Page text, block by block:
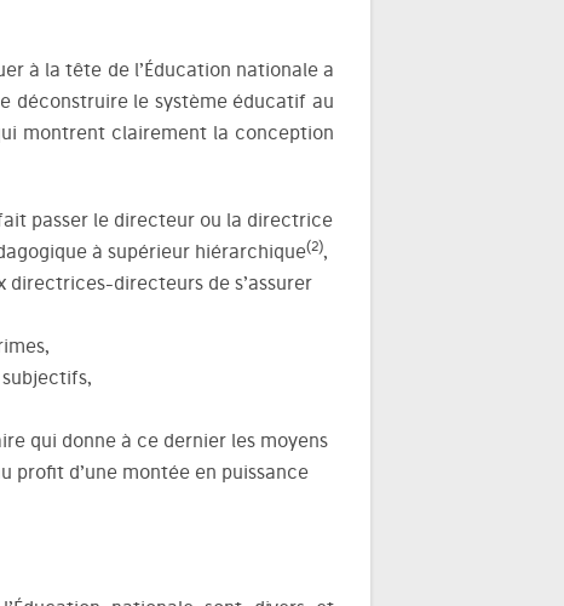
à la tête de l’Éducation nationale a
déconstruire le système éducatif au
montrent clairement la conception
passer le directeur ou la directrice
à supérieur hiérarchique(2),
directeurs de s’assurer
qui donne à ce dernier les moyens
profit d’une montée en puissance